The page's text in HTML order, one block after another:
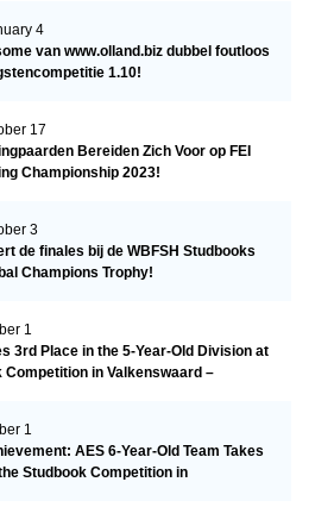
4
van www.olland.biz dubbel foutloos
1.10!
17
Bereiden Zich Voor op FEI
Championship 2023!
3
de finales bij de WBFSH Studbooks
Champions Trophy!
1
3rd Place in the 5-Year-Old Division at
Competition in Valkenswaard –
1
AES 6-Year-Old Team Takes
Studbook Competition in